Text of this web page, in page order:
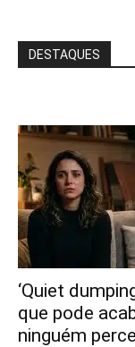
DESTAQUES
‘Quiet
que pode
ninguém